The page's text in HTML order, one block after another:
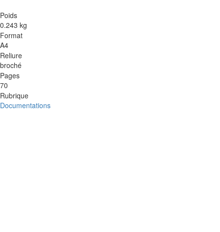
Poids
0.243 kg
Format
A4
Reliure
broché
Pages
70
Rubrique
Documentations